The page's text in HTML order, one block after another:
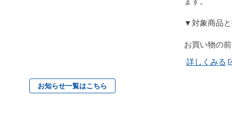
▼対象商品と
お買い物の
詳しくみる
お知らせ一覧はこちら